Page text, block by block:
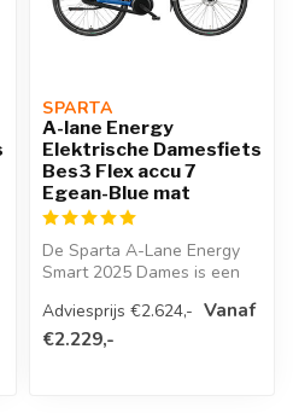
SPARTA
A-lane Energy
Elektrische Damesfiets
Bes3 Flex accu 7
Egean-Blue mat
De Sparta A-Lane Energy
Smart 2025 Dames is een
e-bike m...
Adviesprijs €2.624,- Vanaf
€2.229,-